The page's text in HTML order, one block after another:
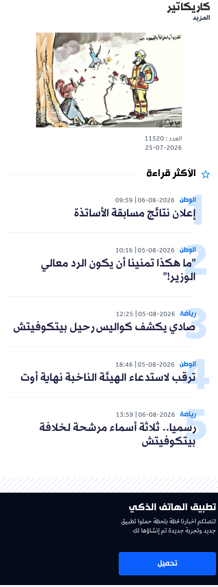
كاريكاتير
المزيد
العدد : 11520
25-07-2026
الأكثر قراءة
الوطن 06-08-2026
09:59
إعلان نتائج مسابقة الأساتذة
الوطن 05-08-2026
10:16
"ما هكذا تمنينا أن يكون الرد معالي
الوزير!"
رياضة 05-08-2026
12:25
صادي يكشف كواليس رحيل بيتكوفيتش
الوطن 05-08-2026
18:46
ترقب لاستدعاء الهيئة الناخبة نهاية أوت
رياضة 06-08-2026
13:59
رسميا.. ثلاثة أسماء مرشحة لخلافة
بيتكوفيتش
تطبيق الهاتف الذكي
لتصلكم اخبارنا لحظة بلحظة حملوا تطبيق
جديد وتجربة جديدة تم إنشاؤها لك
تحميل